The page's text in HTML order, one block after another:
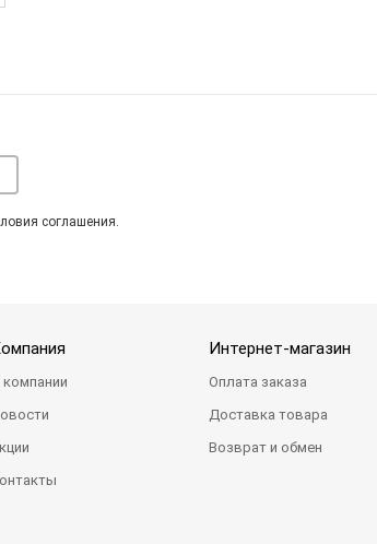
соглашения.
Интернет-магазин
Оплата заказа
Доставка товара
Возврат и обмен